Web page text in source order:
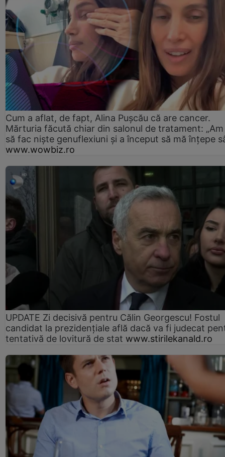
Cum a aflat, de fapt, Alina Pușcău că are cancer.
Mărturia făcută chiar din salonul de tratament:
să fac niște genuflexiuni și a început să mă înțepe
www.wowbiz.ro
UPDATE Zi decisivă pentru Călin Georgescu! Fostul
candidat la prezidențiale află dacă va fi judecat
tentativă de lovitură de stat www.stirilekanald.ro